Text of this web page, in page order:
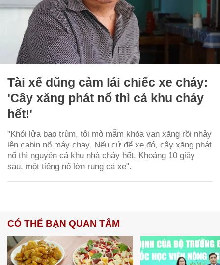
Tài xế dũng cảm lái chiếc xe cháy:
'Cây xăng phát nổ thì cả khu cháy
hết!'
"Khói lửa bao trùm, tôi mò mẫm khóa van xăng rồi nhảy
lên cabin nổ máy chạy. Nếu cứ để xe đó, cây xăng phát
nổ thì nguyên cả khu nhà cháy hết. Khoảng 10 giây
sau, một tiếng nổ lớn rung cả xe".
CÓ THỂ BẠN QUAN TÂM